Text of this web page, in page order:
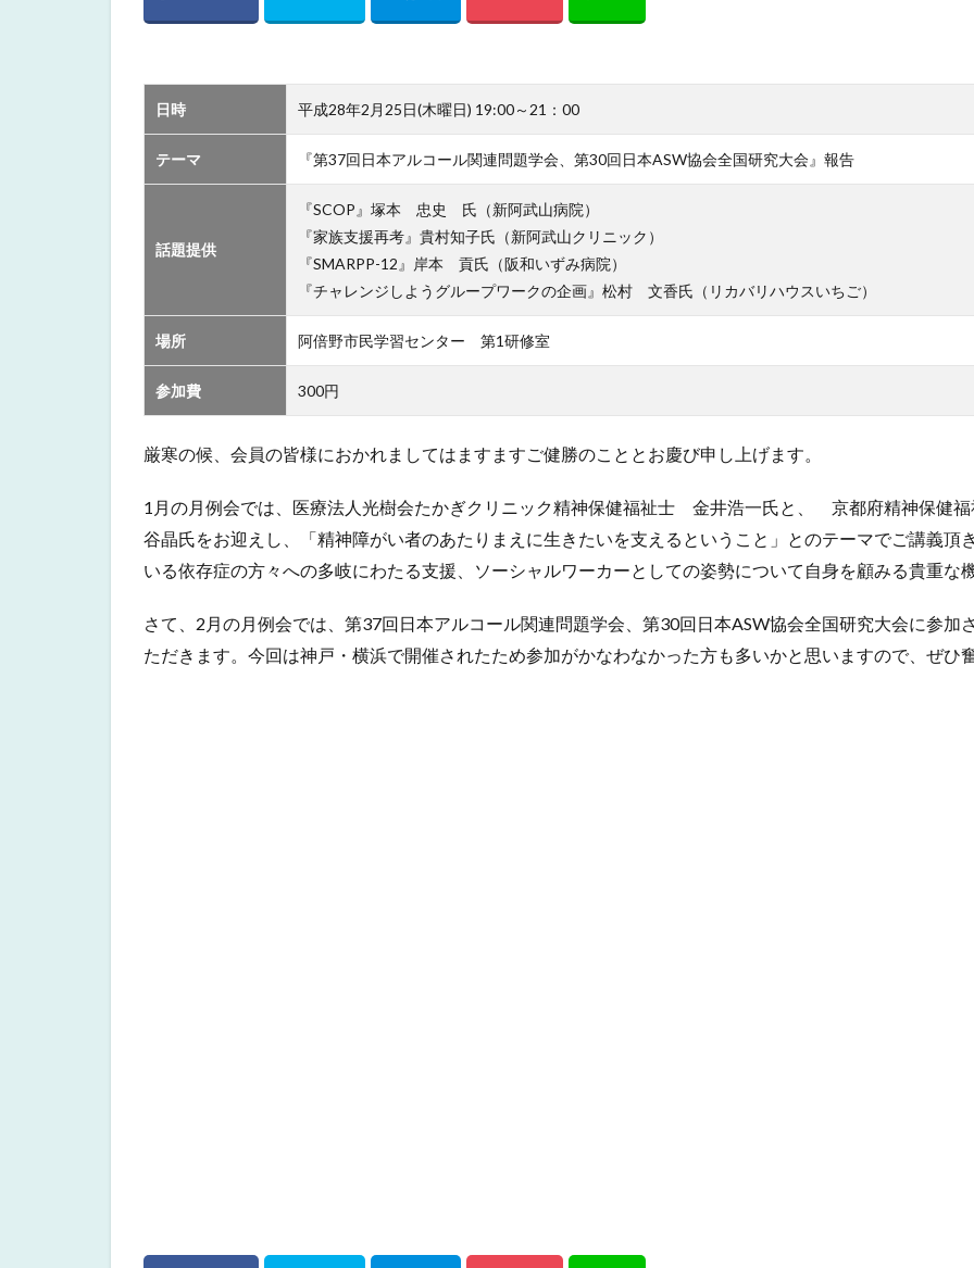
日時 平成28年2月25日(木曜日) 19:00～21：00
テーマ 『第37回日本アルコール関連問題学会、第30回日本ASW協会全国研究大会』報告
話題提供
『SCOP』塚本 忠史 氏（新阿武山病院）
『家族支援再考』貴村知子氏（新阿武山クリニック）
『SMARPP-12』岸本 貢氏（阪和いずみ病院）
『チャレンジしようグループワークの企画』松村 文香氏（リカバリハウスいちご）
場所 阿倍野市民学習センター 第1研修室
参加費 300円
厳寒の候、会員の皆様におかれましてはますますご健勝のこととお慶び申し上げます。
1月の月例会では、医療法人光樹会たかぎクリニック精神保健福祉士 金井浩一氏と、 京都府精神保健
谷晶氏をお迎えし、「精神障がい者のあたりまえに生きたいを支えるということ」とのテーマでご講義頂
いる依存症の方々への多岐にわたる支援、ソーシャルワーカーとしての姿勢について自身を顧みる貴重な
さて、2月の月例会では、第37回日本アルコール関連問題学会、第30回日本ASW協会全国研究大会に参加
ただきます。今回は神戸・横浜で開催されたため参加がかなわなかった方も多いかと思いますので、ぜひ